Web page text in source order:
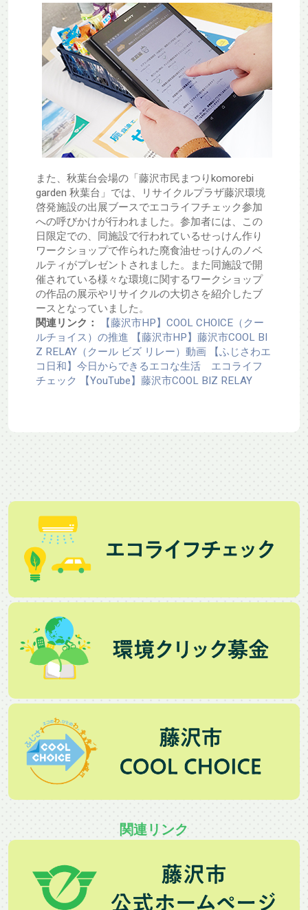
また、秋葉台会場の「藤沢市民まつりkomorebi
garden 秋葉台」では、リサイクルプラザ藤沢環境
啓発施設の出展ブースでエコライフチェック参加
への呼びかけが行われました。参加者には、この
日限定での、同施設で行われているせっけん作り
ワークショップで作られた廃食油せっけんのノベ
ルティがプレゼントされました。また同施設で開
催されている様々な環境に関するワークショップ
の作品の展示やリサイクルの大切さを紹介したブ
ースとなっていました。
関連リンク：
【藤沢市HP】COOL CHOICE（クー
ルチョイス）の推進
【藤沢市HP】藤沢市COOL BI
Z RELAY（クール ビズ リレー）動画 【ふじさわエ
コ日和】今日からできるエコな生活 エコライフ
チェック
【YouTube】藤沢市COOL BIZ RELAY
関連リンク